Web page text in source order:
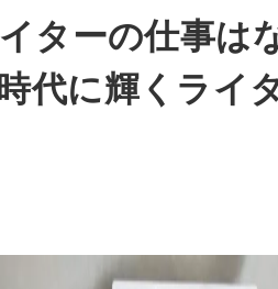
ターの仕事は
代に輝くライ